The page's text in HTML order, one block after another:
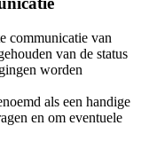
communicatie van
van de status
worden
als een handige
en om eventuele